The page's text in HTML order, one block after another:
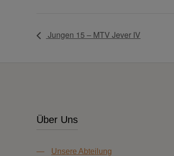
Jungen 15 – MTV Jever IV
Über Uns
— Unsere Abteilung